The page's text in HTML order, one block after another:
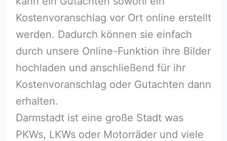
Kostenvoranschlag vor Ort online erstellt
werden. Dadurch können sie einfach
durch unsere Online-Funktion ihre Bilder
hochladen und anschließend für ihr
Kostenvoranschlag oder Gutachten dann
erhalten.
Darmstadt ist eine große Stadt was
PKWs, LKWs oder Motorräder und viele